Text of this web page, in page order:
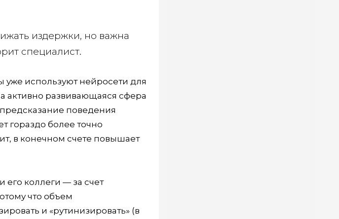
издержки, но важна
специалист.
используют нейросети для
активно развивающаяся сфера
поведения
гораздо более точно
в конечном счете повышает
коллеги — за счет
что объем
и «рутинизировать» (в